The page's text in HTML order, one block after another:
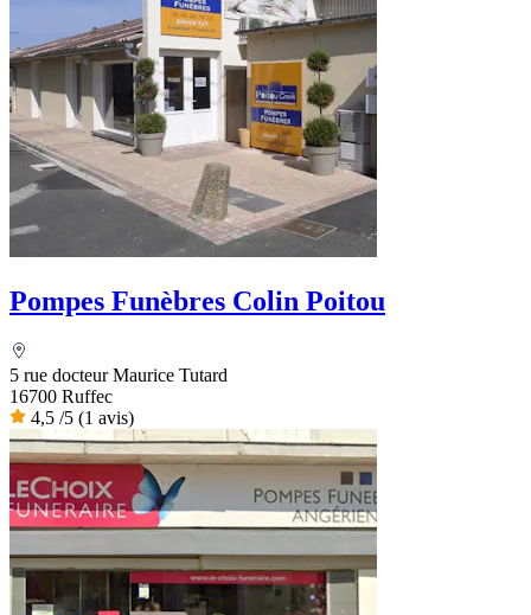
Pompes Funèbres Colin Poitou
5 rue docteur Maurice Tutard
16700 Ruffec
4,5 /5 (1 avis)